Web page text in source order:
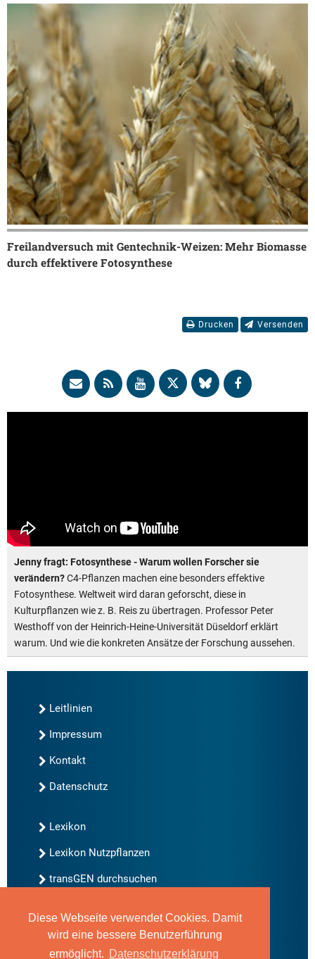
Diese Webseite verwendet Cookies. Damit
wird eine bessere Benutzerführung
ermöglicht. Datenschutzerklärung
Freilandversuch mit Gentechnik-Weizen: Mehr Biomasse
durch effektivere Fotosynthese
Drucken Versenden
Jenny fragt: Fotosynthese - Warum wollen Forscher sie
verändern?C4-Pflanzen machen eine besonders effektive
Fotosynthese. Weltweit wird daran geforscht, diese in
Kulturpflanzen wie z. B. Reis zu übertragen. Professor Peter
Westhoff von der Heinrich-Heine-Universität Düseldorf erklärt
warum. Und wie die konkreten Ansätze der Forschung aussehen.
Leitlinien
Impressum
Kontakt
Datenschutz
Lexikon
Lexikon Nutzpflanzen
transGEN durchsuchen
Neu bei transGEN